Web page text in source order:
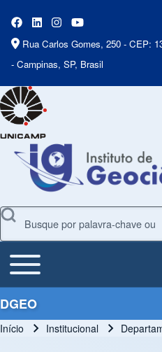
Rua Carlos Gomes, 250 - CEP:
- Campinas, SP, Brasil
Search
Main Menu
Toggle main menu
DGEO
Início Institucional